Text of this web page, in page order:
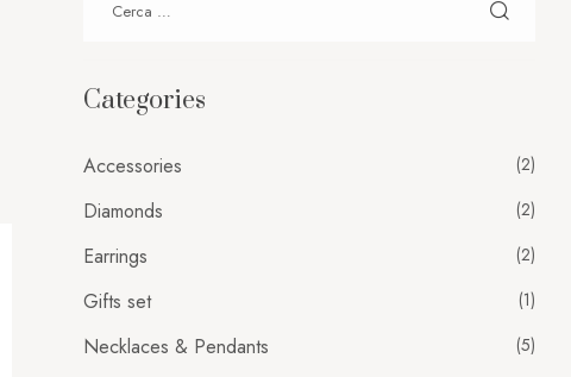
Categories
Accessories (2)
Diamonds (2)
Earrings (2)
Gifts set (1)
Necklaces & Pendants (5)